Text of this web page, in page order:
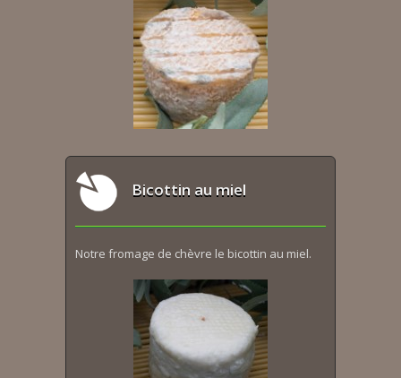
Bicottin au miel
Notre fromage de chèvre le bicottin au miel.